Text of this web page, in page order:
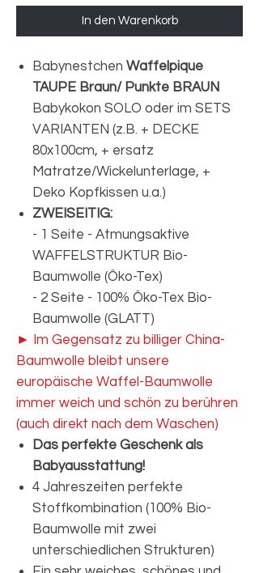
In den Warenkorb
Babynestchen Waffelpique
TAUPE Braun/ Punkte BRAUN
Babykokon SOLO oder im SETS
VARIANTEN (z.B. + DECKE
80x100cm, + ersatz
Matratze/Wickelunterlage, +
Deko Kopfkissen u.a.)
ZWEISEITIG:
- 1 Seite - Atmungsaktive
WAFFELSTRUKTUR Bio-
Baumwolle (Öko-Tex)
- 2 Seite - 100% Öko-Tex Bio-
Baumwolle (GLATT)
► Im Gegensatz zu billiger China-
Baumwolle bleibt unsere
europäische Waffel-Baumwolle
immer weich und schön zu berühren
(auch direkt nach dem Waschen)
Das perfekte Geschenk als
Babyausstattung!
4 Jahreszeiten perfekte
Stoffkombination (100% Bio-
Baumwolle mit zwei
unterschiedlichen Strukturen)